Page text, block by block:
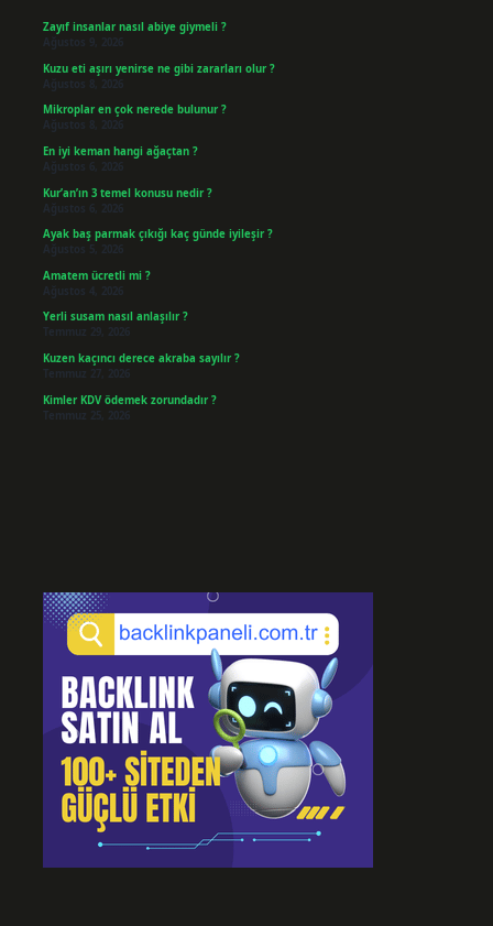
Zayıf insanlar nasıl abiye giymeli ?
Ağustos 9, 2026
Kuzu eti aşırı yenirse ne gibi zararları olur ?
Ağustos 8, 2026
Mikroplar en çok nerede bulunur ?
Ağustos 8, 2026
En iyi keman hangi ağaçtan ?
Ağustos 6, 2026
Kur’an’ın 3 temel konusu nedir ?
Ağustos 6, 2026
Ayak baş parmak çıkığı kaç günde iyileşir ?
Ağustos 5, 2026
Amatem ücretli mi ?
Ağustos 4, 2026
Yerli susam nasıl anlaşılır ?
Temmuz 29, 2026
Kuzen kaçıncı derece akraba sayılır ?
Temmuz 27, 2026
Kimler KDV ödemek zorundadır ?
Temmuz 25, 2026